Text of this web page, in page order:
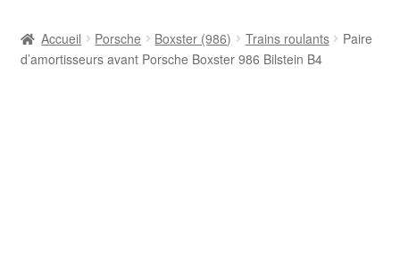
BMW
Accueil Porsche Boxster (986) Trains roulants
Paire
d’amortisseurs avant Porsche Boxster 986 Bilstein B4